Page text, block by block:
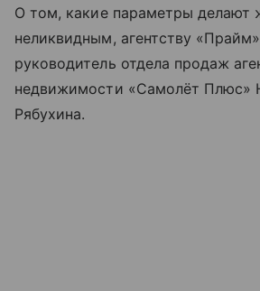
О том, какие параметры делают
неликвидным, агентству
руководитель отдела продаж
недвижимости «Самолёт Плюс»
Рябухина.